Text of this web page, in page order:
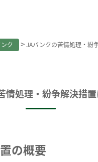
ク >JAバンクの苦情処理・紛
情処理・紛争解決措
の概要